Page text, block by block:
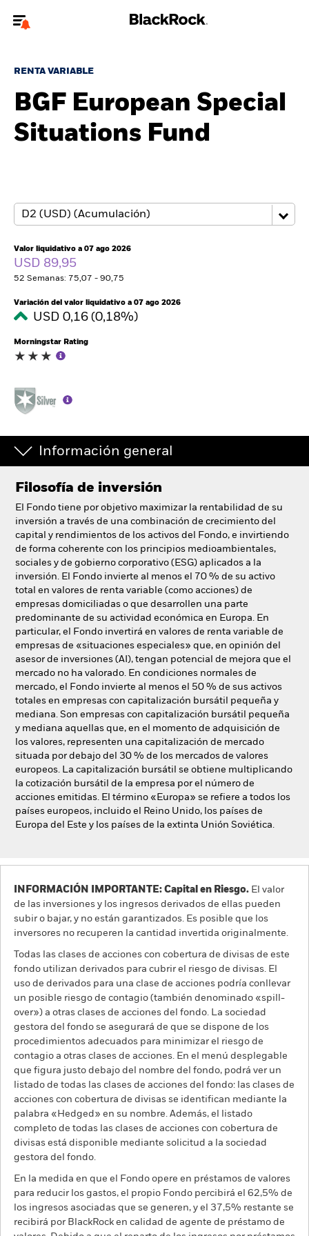
particulares.
relevante, por favor, actualiza
tu tipo de usuario.
Quiénes somos
Perspectivas
España
BlackRock
iShares
Nuestra compañía
RENTA VARIABLE
BGF European Special
Situations Fund
Valor liquidativo a 07 ago 2026
USD 89,95
52 Semanas: 75,07 - 90,75
Variación del valor liquidativo a 07 ago 2026
USD 0,16 (0,18%)
Morningstar Rating
Información general
Filosofía de inversión
El Fondo tiene por objetivo maximizar la rentabilidad de su
inversión a través de una combinación de crecimiento del
capital y rendimientos de los activos del Fondo, e invirtiendo
de forma coherente con los principios medioambientales,
sociales y de gobierno corporativo (ESG) aplicados a la
inversión. El Fondo invierte al menos el 70 % de su activo
total en valores de renta variable (como acciones) de
empresas domiciliadas o que desarrollen una parte
predominante de su actividad económica en Europa. En
particular, el Fondo invertirá en valores de renta variable de
empresas de «situaciones especiales» que, en opinión del
asesor de inversiones (AI), tengan potencial de mejora que el
mercado no ha valorado. En condiciones normales de
mercado, el Fondo invierte al menos el 50 % de sus activos
totales en empresas con capitalización bursátil pequeña y
mediana. Son empresas con capitalización bursátil pequeña
y mediana aquellas que, en el momento de adquisición de
los valores, representen una capitalización de mercado
situada por debajo del 30 % de los mercados de valores
europeos. La capitalización bursátil se obtiene multiplicando
la cotización bursátil de la empresa por el número de
acciones emitidas. El término «Europa» se refiere a todos los
países europeos, incluido el Reino Unido, los países de
Europa del Este y los países de la extinta Unión Soviética.
INFORMACIÓN IMPORTANTE: Capital en Riesgo. El valor
de las inversiones y los ingresos derivados de ellas pueden
subir o bajar, y no están garantizados. Es posible que los
inversores no recuperen la cantidad invertida originalmente.
Todas las clases de acciones con cobertura de divisas de este
fondo utilizan derivados para cubrir el riesgo de divisas. El
uso de derivados para una clase de acciones podría conllevar
un posible riesgo de contagio (también denominado «spill-
over») a otras clases de acciones del fondo. La sociedad
gestora del fondo se asegurará de que se dispone de los
procedimientos adecuados para minimizar el riesgo de
contagio a otras clases de acciones. En el menú desplegable
que figura justo debajo del nombre del fondo, podrá ver un
listado de todas las clases de acciones del fondo: las clases de
acciones con cobertura de divisas se identifican mediante la
palabra «Hedged» en su nombre. Además, el listado
completo de todas las clases de acciones con cobertura de
divisas está disponible mediante solicitud a la sociedad
gestora del fondo.
En la medida en que el Fondo opere en préstamos de valores
para reducir los gastos, el propio Fondo percibirá el 62,5% de
los ingresos asociadas que se generen, y el 37,5% restante se
recibirá por BlackRock en calidad de agente de préstamo de